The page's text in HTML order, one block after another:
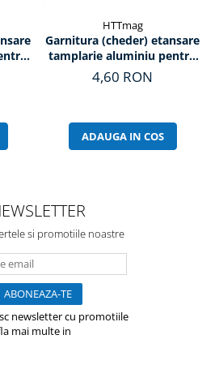
HTTmag
Garnitura (cheder) etansare
tamplarie aluminiu pentru
sticla, T10+ (4mm)
4,60 RON
ADAUGA IN COS
si promotiile noastre
newsletter cu promotiile
mai multe in